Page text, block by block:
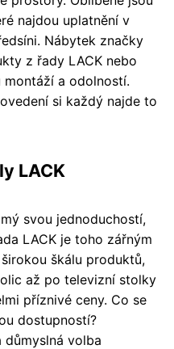
najdou uplatnění v
Nábytek značky
z řady LACK nebo
montáží a odolností.
si každý najde to
LACK
svou jednoduchostí,
LACK je toho zářným
škálu produktů,
až po televizní stolky
příznivé ceny. Co se
dostupností?
volba